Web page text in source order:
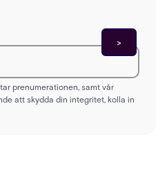
prenumerationen, samt vår
att skydda din integritet, kolla in